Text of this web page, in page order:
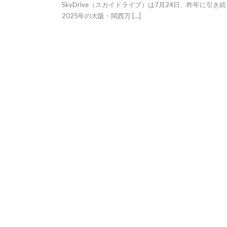
SkyDrive（スカイドライブ）は7月24日、昨年に引き続
2025年の大阪・関西万 […]